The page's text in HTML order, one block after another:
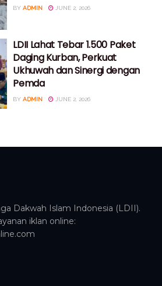
BY ADMIN JUNE 2, 2026
LDII Lahat Tebar 1.500 Paket
Daging Kurban, Perkuat
Ukhuwah dan Sinergi dengan
Pemda
BY ADMIN JUNE 2, 2026
Dakwah Islam Indonesia (LDII).
iklan online: